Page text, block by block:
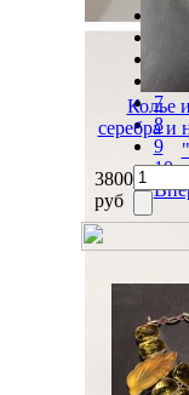
6
7
8
9
10
Колье
серебра и
3800
руб